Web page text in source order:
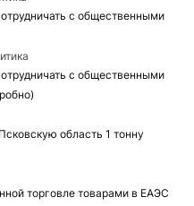
с общественными
с общественными
область 1 тонну
торговле товарами в ЕАЭС